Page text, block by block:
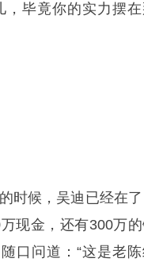
，毕竟你的实力摆
时候，吴迪已经在
现金，还有300万
口问道：“这是老